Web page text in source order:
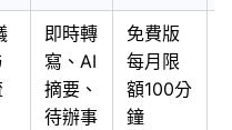
即時轉
寫、AI
摘要、
待辦事
免費版
每月限
額100分
鐘